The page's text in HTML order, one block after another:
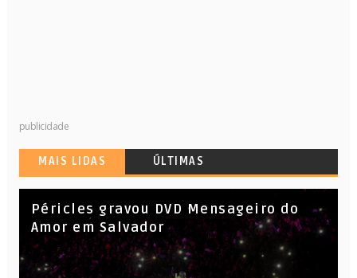
publicidade
MAIS LIDAS ÚLTIMAS
Péricles gravou DVD Mensageiro do
Amor em Salvador